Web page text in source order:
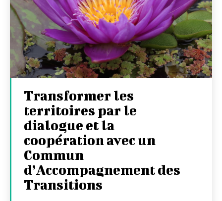
Transformer les
territoires par le
dialogue et la
coopération avec un
Commun
d’Accompagnement des
Transitions